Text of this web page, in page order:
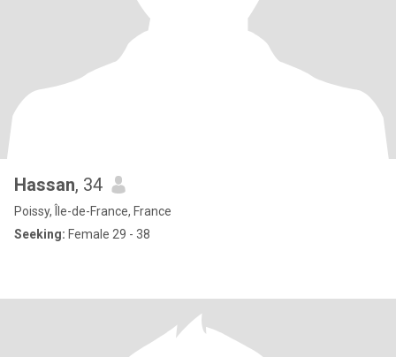
Hassan, 34
Poissy, Île-de-France, France
Seeking: Female 29 - 38